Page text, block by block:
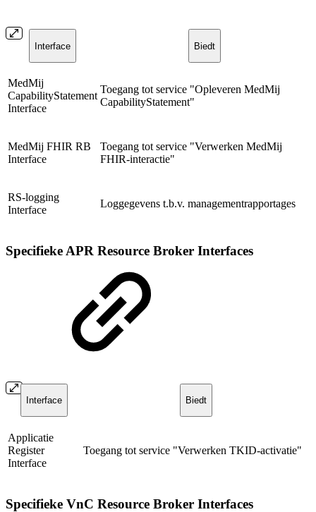
Interface Biedt
MedMij
CapabilityStatement
Interface
Toegang tot service "Opleveren MedMij
CapabilityStatement"
MedMij FHIR RB
Interface
Toegang tot service "Verwerken MedMij
FHIR-interactie"
RS-logging
Interface
Loggegevens t.b.v. managementrapportages
Specifieke APR Resource Broker Interfaces
Interface Biedt
Applicatie
Register
Interface
Toegang tot service "Verwerken TKID-activatie"
Specifieke VnC Resource Broker Interfaces